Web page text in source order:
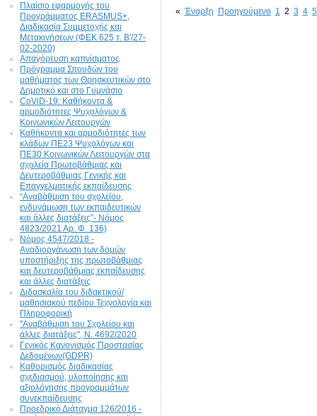
Πλαίσιο εφαρμογής του
Προγράμματος ERASMUS+,
Διαδικασία Συμμετοχής και
Μετακινήσεων (ΦΕΚ 625 τ. Β'/27-
02-2020)
Απαγόρευση καπνίσματος
Πρόγραμμα Σπουδών του
μαθήματος των Θρησκευτικών στο
Δημοτικό και στο Γυμνάσιο
CoViD-19: Kαθήκοντα &
αρμοδιότητες Ψυχολόγων &
Κοινωνικών Λειτουργών
Καθήκοντα και αρμοδιότητες των
κλάδων ΠΕ23 Ψυχολόγων και
ΠΕ30 Κοινωνικών Λειτουργών στα
σχολεία Πρωτοβάθμιας και
Δευτεροβάθμιας Γενικής και
Επαγγελματικής εκπαίδευσης
“Αναβάθμιση του σχολείου,
ενδυνάμωση των εκπαιδευτικών
και άλλες διατάξεις”- Νόμος
4823/2021 Αρ. Φ. 136)
Νόμος 4547/2018 -
Αναδιοργάνωση των δομών
υποστήριξης της πρωτοβάθμιας
και δευτεροβάθμιας εκπαίδευσης
και άλλες διατάξεις
Διδασκαλία του διδακτικού/
μαθησιακού πεδίου Τεχνολογία και
Πληροφορική
"Αναβάθμιση του Σχολείου και
άλλες διατάξεις", N. 4692/2020
Γενικός Κανονισμός Προστασίας
Δεδομένων(GDPR)
Καθορισμός διαδικασίας
σχεδιασμού, υλοποίησης και
αξιολόγησης προγραμμάτων
συνεκπαίδευσης
Προεδρικό Διάταγμα 126/2016 -
« Έναρξη Προηγούμενο 1 2 3 4 5